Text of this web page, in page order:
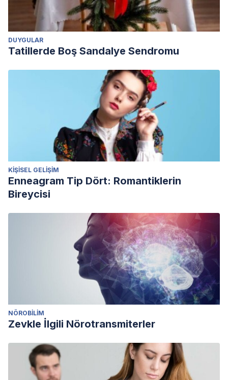
DUYGULAR
Tatillerde Boş Sandalye Sendromu
KIŞISEL GELIŞIM
Enneagram Tip Dört: Romantiklerin
Bireycisi
NÖROBILIM
Zevkle İlgili Nörotransmiterler